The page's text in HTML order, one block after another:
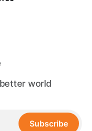
性知識，建構企業專
world
Subscribe